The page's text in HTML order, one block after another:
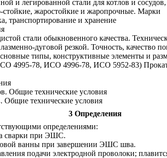
и легированной стали для котлов и
жаростойкие и жаропрочные. Марки
транспортирование и хранение
стали обыкновенного качества.
дуговой резкой. Точность, качество
типы, конструктивные элементы и
78, ИСО 4996-78, ИСО 5952-83) Прокат
Общие технические условия
технические условия
3 Определения
определениями:
сварки при ЭШС.
ванны при завершении ЭШС шва.
подачи электродной проволоки;